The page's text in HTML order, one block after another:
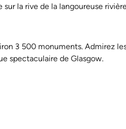
la rive de la langoureuse
3 500 monuments. Admirez
spectaculaire de Glasgow.